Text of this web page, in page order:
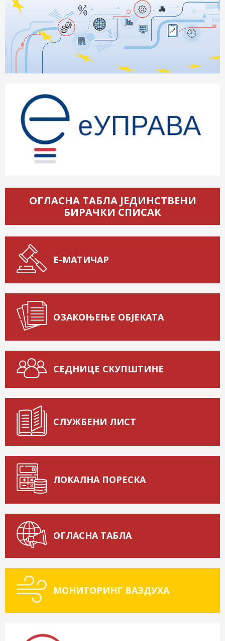
ОГЛАСНА ТАБЛА ЈЕДИНСТВЕНИ
БИРАЧКИ СПИСАК
Е-МАТИЧАР
ОЗАКОЊЕЊЕ ОБЈЕКАТА
СЕДНИЦЕ СКУПШТИНЕ
СЛУЖБЕНИ ЛИСТ
ЛОКАЛНА ПОРЕСКА
ОГЛАСНА ТАБЛА
МОНИТОРИНГ ВАЗДУХА